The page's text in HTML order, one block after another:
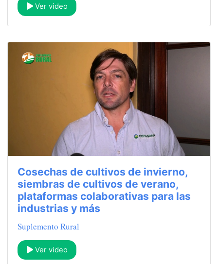
Ver video
Cosechas de cultivos de invierno,
siembras de cultivos de verano,
plataformas colaborativas para las
industrias y más
Suplemento Rural
Ver video